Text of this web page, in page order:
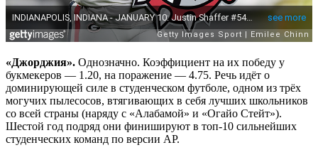
«Джорджия». Однозначно. Коэффициент на их победу у
букмекеров — 1.20, на поражение — 4.75. Речь идёт о
доминирующей силе в студенческом футболе, одном из трёх
могучих пылесосов, втягивающих в себя лучших школьников
со всей страны (наряду с «Алабамой» и «Огайо Стейт»).
Шестой год подряд они финишируют в топ-10 сильнейших
студенческих команд по версии AP.